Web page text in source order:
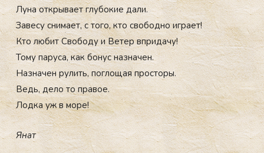
Лу­на от­кры­ва­ет глу­бокие да­ли.
За­весу сни­ма­ет, с то­го, кто сво­бод­но иг­ра­ет!
Кто лю­бит Сво­боду и Ве­тер впри­дачу!
То­му па­руса, как бо­нус наз­на­чен.
Наз­на­чен ру­лить, пог­ло­щая прос­то­ры.
Ведь, де­ло то пра­вое.
Лод­ка уж в мо­ре!
Янат